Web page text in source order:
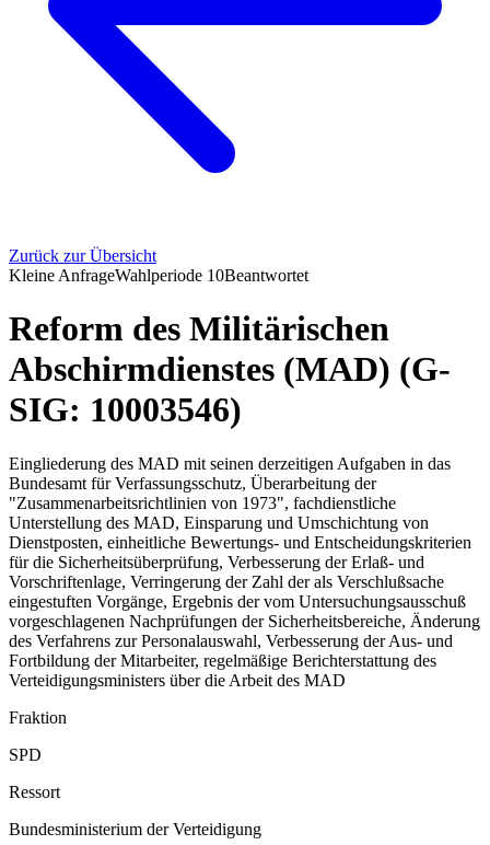
Zurück zur Übersicht
Kleine AnfrageWahlperiode 10Beantwortet
Reform des Militärischen
Abschirmdienstes (MAD) (G-
SIG: 10003546)
Eingliederung des MAD mit seinen derzeitigen Aufgaben in das
Bundesamt für Verfassungsschutz, Überarbeitung der
"Zusammenarbeitsrichtlinien von 1973", fachdienstliche
Unterstellung des MAD, Einsparung und Umschichtung von
Dienstposten, einheitliche Bewertungs- und Entscheidungskriterien
für die Sicherheitsüberprüfung, Verbesserung der Erlaß- und
Vorschriftenlage, Verringerung der Zahl der als Verschlußsache
eingestuften Vorgänge, Ergebnis der vom Untersuchungsausschuß
vorgeschlagenen Nachprüfungen der Sicherheitsbereiche, Änderung
des Verfahrens zur Personalauswahl, Verbesserung der Aus- und
Fortbildung der Mitarbeiter, regelmäßige Berichterstattung des
Verteidigungsministers über die Arbeit des MAD
Fraktion
SPD
Ressort
Bundesministerium der Verteidigung